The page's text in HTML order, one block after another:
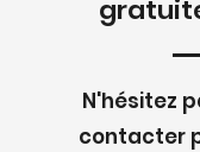
N'hésitez
contacter